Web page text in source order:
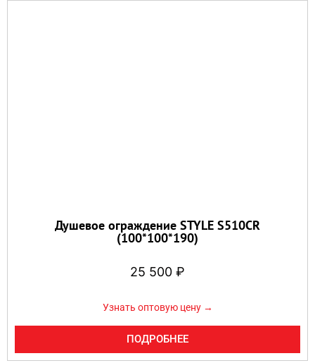
Душевое ограждение STYLE S510CR
(100*100*190)
25 500 ₽
Узнать оптовую цену →
ПОДРОБНЕЕ